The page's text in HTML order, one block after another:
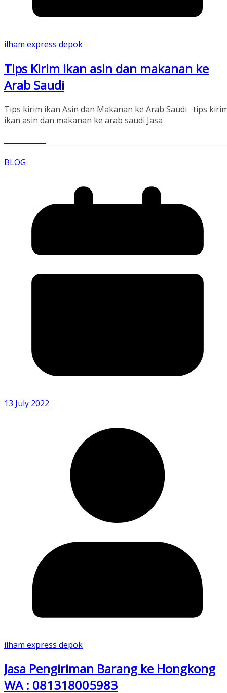
ilham express depok
Tips Kirim ikan asin dan makanan ke
Arab Saudi
Tips kirim ikan Asin dan Makanan ke Arab Saudi tips
ikan asin dan makanan ke arab saudi Jasa
BLOG
13 July 2022
ilham express depok
Jasa Pengiriman Barang ke Hongkong
WA : 081318005983